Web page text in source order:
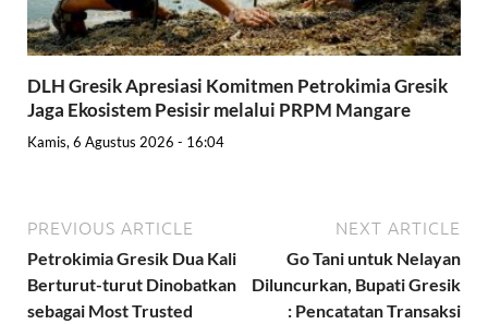
DLH Gresik Apresiasi Komitmen Petrokimia Gresik
Jaga Ekosistem Pesisir melalui PRPM Mangare
Kamis, 6 Agustus 2026 - 16:04
PREVIOUS ARTICLE
Petrokimia Gresik Dua Kali
Berturut-turut Dinobatkan
sebagai Most Trusted
NEXT ARTICLE
Go Tani untuk Nelayan
Diluncurkan, Bupati Gresik
: Pencatatan Transaksi